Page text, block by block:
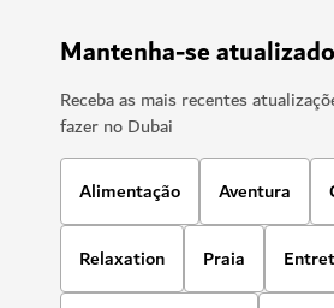
Mantenha-se atualizado
Receba as mais recentes
fazer no Dubai
Alimentação Aventura
Relaxation Praia